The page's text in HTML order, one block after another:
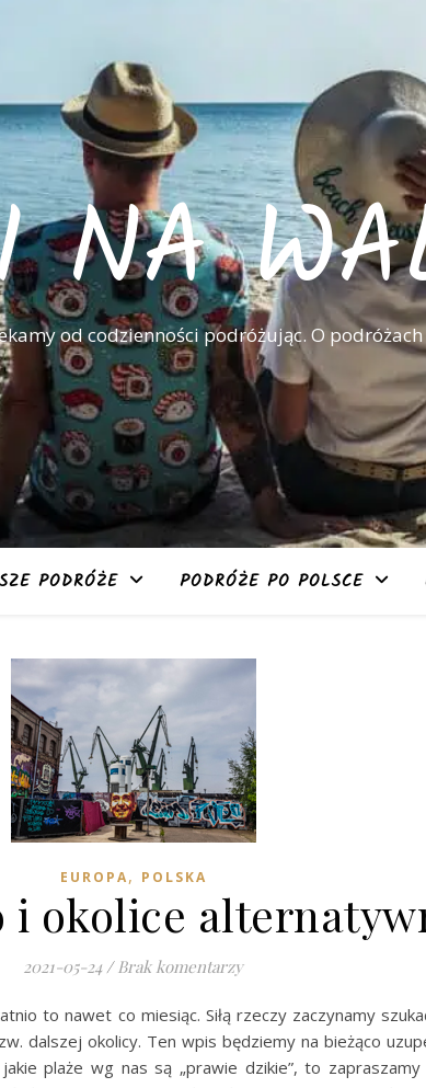
NA
od codzienności podróżując. O
PODRÓŻE PODRÓŻE PO POLSCE
EUROPA, POLSKA
i okolice
2021-05-24 / Brak komentarzy
to nawet co miesiąc. Siłą rzeczy zaczynamy
dalszej okolicy. Ten wpis będziemy na bieżąco
jakie plaże wg nas są „prawie dzikie”, to